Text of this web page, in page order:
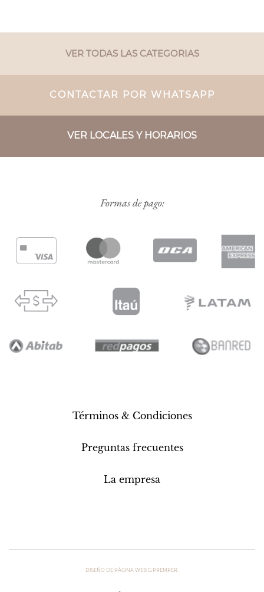
VER TODAS LAS CATEGORIAS
CONTACTAR POR WHATSAPP
VER LOCALES Y HORARIOS
Formas de pago:
Términos & Condiciones
Preguntas frecuentes
La empresa
DISEÑO DE PÁGINA WEB G.PREMPER.